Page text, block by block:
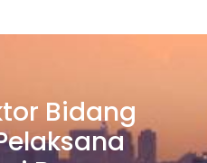
Bidang